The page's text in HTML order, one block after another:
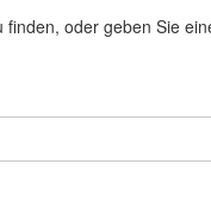
oder geben Sie